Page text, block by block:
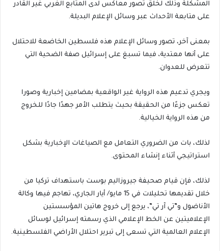
المشكلة وذلك لخلق تصور معاكس لدى المتابع الغربي غير القادر
على متابعة الأحداث عبر وسائل الإعلام البديلة.
بمعنى آخر، تصور وسائل الإعلام هذه فلسطين الخاضعة للاحتلال
على أنها معتدية، فيما تسبغ على إسرائيل صفة الضحية التي
تتعرض للعدوان.
ويجري تدعيم هذه الرواية غير الواقعية بمضامين إخبارية وصورا
تعكس جزءًا من الحقيقة بحيث يتطلب الأمر جهدًا جادًا للخروج
من هذه الرواية الخيالية.
لذلك، بات من الضروري التعامل مع الصياغات الإخبارية بشكل
استراتيجي أثناء إنشاء المحتوى.
لذلك، فإن قيام صحيفة جيروزاليم بوست باستهداف تركيا من
خلال تقديمها تحليلات في 15 مايو/ أيار الجاري، تهاجم فيها وكالة
الأناضول و”تي آر تي”، يرجع إلى خروج هاتين المؤسستين
الإعلاميتين عن الخط الإعلامي الذي رسمته إسرائيل لوسائل
الإعلام العالمية التي تسعى إلى تبرير احتلال الأراضي الفلسطينية.